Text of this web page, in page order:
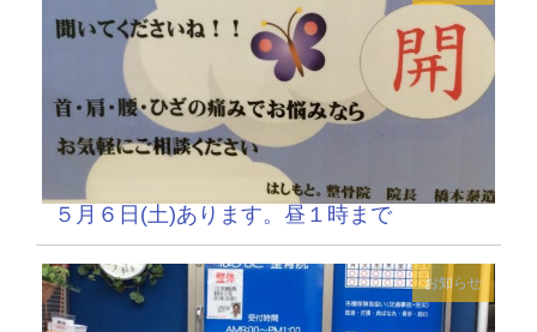
５月６日(土)あります。昼１時まで
お知らせ